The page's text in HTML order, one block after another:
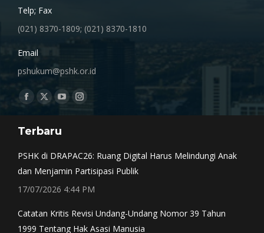
Telp; Fax
(021) 8370-1809; (021) 8370-1810
Email
pshukum@pshk.or.id
Find us on:
Facebook
opens
window
X
opens
window
YouTube
opens
Instagram
window
Terbaru
PSHK di DRAPAC26: Ruang Digital Harus Melindungi Anak
dan Menjamin Partisipasi Publik
17/07/2026 4:44 PM
Catatan Kritis Revisi Undang-Undang Nomor 39 Tahun
1999 Tentang Hak Asasi Manusia